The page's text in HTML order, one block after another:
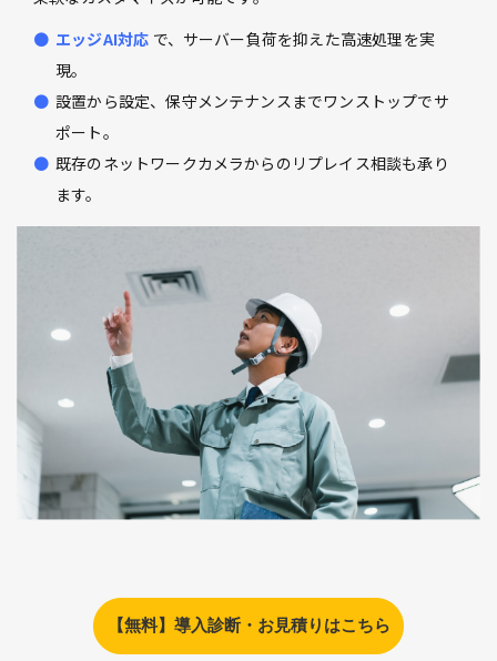
エッジAI対応 で、サーバー負荷を抑えた高速処理を実
現。
設置から設定、保守メンテナンスまでワンストップでサ
ポート。
既存のネットワークカメラからのリプレイス相談も承り
ます。
【無料】導入診断・お見積りはこちら